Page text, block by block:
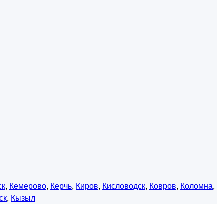
, Кемерово, Керчь, Киров, Кисловодск, Ковров, Коломна,
, Кызыл